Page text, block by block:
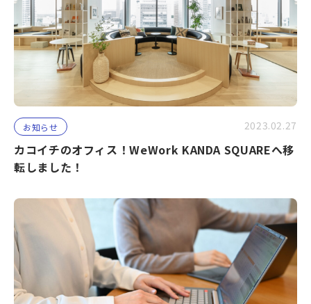
お知らせ 2023.02.27
カコイチのオフィス！WeWork KANDA SQUAREへ移
転しました！